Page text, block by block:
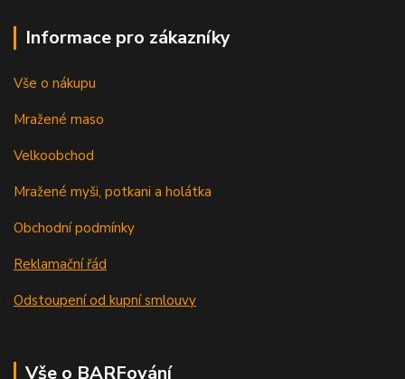
Informace pro zákazníky
Vše o nákupu
Mražené maso
Velkoobchod
Mražené myši, potkani a holátka
Obchodní podmínky
Reklamační řád
Odstoupení od kupní smlouvy
Vše o BARFování